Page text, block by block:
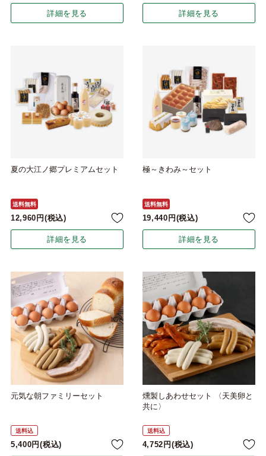
詳細を見る 詳細を見る
夏の大江ノ郷プレミアムセット
送料無料
12,960 税込
詳細を見る
極～きわみ～セット
送料無料
19,440 税込
詳細を見る
元気な朝ファミリーセット
送料込
5,400 税込
燻製しあわせセット 〈天美卵と
共に〉
送料込
4,752 税込